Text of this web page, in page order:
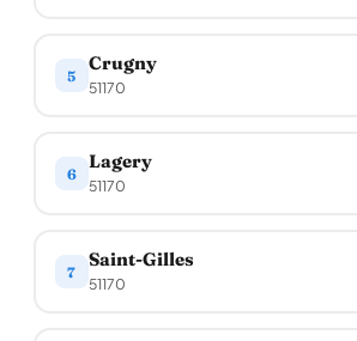
5
Crugny
51170
6
Lagery
51170
7
Saint-Gilles
51170